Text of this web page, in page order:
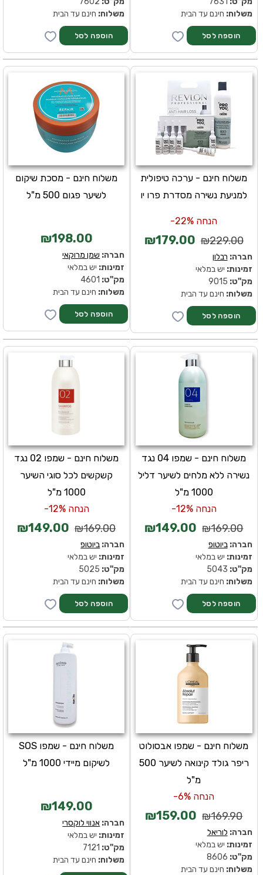
משלוח: חינם עד הבית
משלוח: חינם עד הבית
משלוח חינם - מסכת שיקום
לשיער פגום 500 מ"ל
₪198.00
חברה: שמן מרוקאי
זמינות: יש במלאי
מק''ט:
משלוח: חינם עד הבית
משלוח חינם - ערכה טיפולית
למניעת נשירה מסדרת פרו יו
הנחה 22%-
₪229.00
₪179.00
חברה: רבלון
זמינות: יש במלאי
מק''ט:
משלוח: חינם עד הבית
משלוח חינם - שמפו 02 נגד
קשקשים לכל סוגי השיער
1000 מ"ל
הנחה 12%-
₪169.00
₪149.00
חברה: ביוטופ
זמינות: יש במלאי
מק''ט:
משלוח: חינם עד הבית
משלוח חינם - שמפו 04 נגד
נשירה ללא מלחים לשיער דליל
1000 מ"ל
הנחה 12%-
₪169.00
₪149.00
חברה:ביוטופ
זמינות: יש במלאי
מק''ט:
משלוח: חינם עד הבית
משלוח חינם - שמפו SOS
לשיקום מיידי 1000 מ"ל
₪149.00
חברה: אנווי לוקסרי
זמינות: יש במלאי
מק''ט:
משלוח: חינם עד הבית
משלוח חינם - שמפו אבסולוט
ריפר גולד קינואה לשיער 500
מ"ל
הנחה 6%-
₪169.90
₪159.00
חברה: לוריאל
זמינות: יש במלאי
מק''ט:
משלוח: חינם עד הבית